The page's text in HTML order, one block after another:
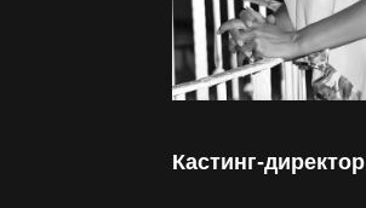
Кастинг-директор